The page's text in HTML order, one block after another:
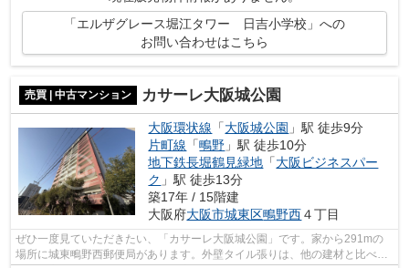
「エルザグレース堀江タワー 日吉小学校」への
お問い合わせはこちら
売買 | 中古マンション カサーレ大阪城公園
大阪環状線 「大阪城公園 」駅 徒歩9分
片町線 「鴫野 」駅 徒歩10分
地下鉄長堀鶴見緑地 「大阪ビジネスパー
ク 」駅 徒歩13分
築17年 / 15階建
大阪府大阪市城東区鴫野西４丁目
ぜひ一度見ていただきたい、「カサーレ大阪城公園」です。家から291mの
場所に城東鴫野西郵便局があります。外壁タイル張りは、他の建材と比べ耐